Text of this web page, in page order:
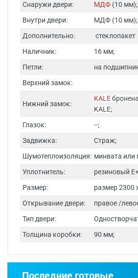
Снаружи двери:
МДФ (10 мм);
Внутри двери:
МДФ (10 мм);
Дополнительно:
стеклопакет
Наличник:
16 мм;
Петли:
на
Верхний замок:
Нижний замок:
KALE
KALE;
Глазок:
--;
Задвижка:
Страж;
Шумотеплоизоляция: минвата или
Уплотнитель:
резиновый
Размер:
размер 2300
Открывание двери:
правое /
Тип двери:
Толщина коробки:
90 мм;
Последние готовые